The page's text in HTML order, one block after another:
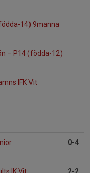
14) 9manna
– P14 (födda-12)
IFK Vit
0-4